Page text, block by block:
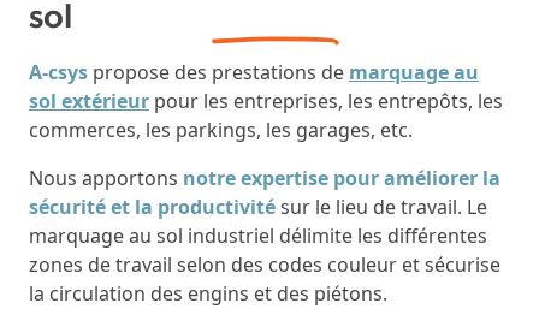
sol
A-csys propose des prestations de marquage au
sol extérieur pour les entreprises, les entrepôts, les
commerces, les parkings, les garages, etc.
Nous apportons notre expertise pour améliorer la
sécurité et la productivitésur le lieu de travail. Le
marquage au sol industriel délimite les différentes
zones de travail selon des codes couleur et sécurise
la circulation des engins et des piétons.